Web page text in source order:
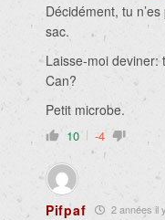
Décidément, tu
sac.
Laisse-moi deviner:
Can?
Petit microbe.
10 -4
Pifpaf 2 années il